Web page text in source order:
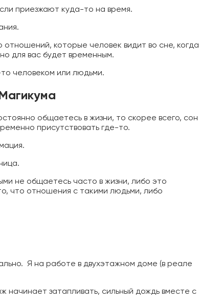
приезжают куда-то на время.
которые человек видит во сне, когда
для вас будет временным.
человеком или людьми.
общаетесь в жизни, то скорее всего, сон
присутствовать где-то.
не общаетесь часто в жизни, либо это
что отношения с такими людьми, либо
Я на работе в двухэтажном доме (в реале
затапливать, сильный дождь вместе с